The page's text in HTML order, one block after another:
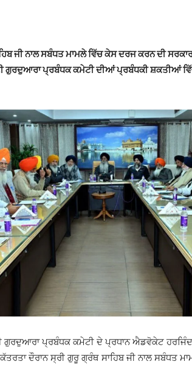
ਜੀ ਨਾਲ ਸਬੰਧਤ ਮਾਮਲੇ ਵਿੱਚ ਕੇਸ ਦਰਜ ਕਰਨ ਦੀ
ਗੁਰਦੁਆਰਾ ਪ੍ਰਬੰਧਕ ਕਮੇਟੀ ਦੀਆਂ ਪ੍ਰਬੰਧਕੀ ਸ਼ਕਤੀਆਂ
ਗੁਰਦੁਆਰਾ ਪ੍ਰਬੰਧਕ ਕਮੇਟੀ ਦੇ ਪ੍ਰਧਾਨ ਐਡਵੋਕੇਟ
ਦੌਰਾਨ ਸ੍ਰੀ ਗੁਰੂ ਗ੍ਰੰਥ ਸਾਹਿਬ ਜੀ ਨਾਲ ਸਬੰਧਤ